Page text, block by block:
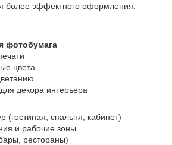
более эффектного оформления.
фотобумага
цвета
декора интерьера
(гостиная, спальня, кабинет)
и рабочие зоны
рестораны)